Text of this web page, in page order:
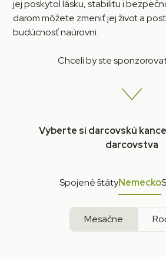
jej poskytol lásku, stabilitu i
darom môžete zmeniť jej život a
budúcnosť naúrovni.
Chceli by ste
Vyberte si darcovskú
darcovstva
Spojené štátyNemecko
Mesačne